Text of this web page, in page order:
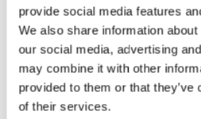
provide social media features
We also share information
our social media, advertising
may combine it with other
provided to them or that
of their services.
EINHEITSGRÖSSE
Abmessungen: 53-19 (Glasbreite)
Größentabelle